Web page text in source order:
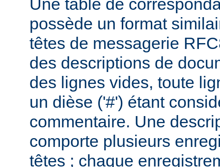
Une table de
possède un format
têtes de messagerie
des descriptions de
des lignes vides, toute
un dièse ('#') étant
commentaire. Une
comporte plusieurs
têtes ; chaque